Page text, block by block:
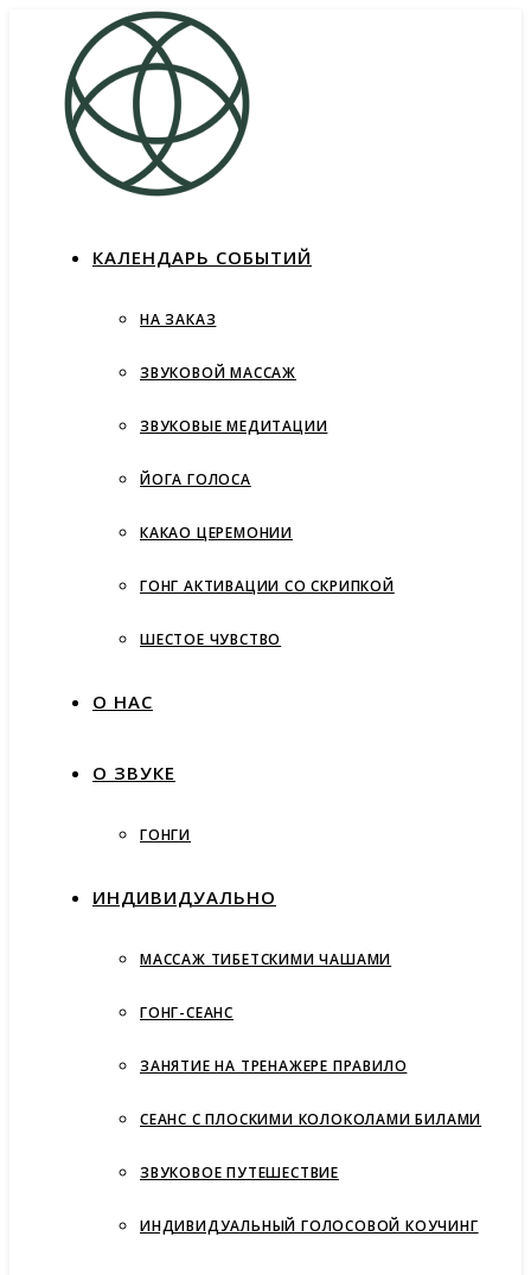
КАЛЕНДАРЬ СОБЫТИЙ
НА ЗАКАЗ
ЗВУКОВОЙ МАССАЖ
ЗВУКОВЫЕ МЕДИТАЦИИ
ЙОГА ГОЛОСА
КАКАО ЦЕРЕМОНИИ
ГОНГ АКТИВАЦИИ СО СКРИПКОЙ
ШЕСТОЕ ЧУВСТВО
О НАС
О ЗВУКЕ
ГОНГИ
ИНДИВИДУАЛЬНО
МАССАЖ ТИБЕТСКИМИ ЧАШАМИ
ГОНГ-СЕАНС
ЗАНЯТИЕ НА ТРЕНАЖЕРЕ ПРАВИЛО
СЕАНС С ПЛОСКИМИ КОЛОКОЛАМИ БИЛАМИ
ЗВУКОВОЕ ПУТЕШЕСТВИЕ
ИНДИВИДУАЛЬНЫЙ ГОЛОСОВОЙ КОУЧИНГ